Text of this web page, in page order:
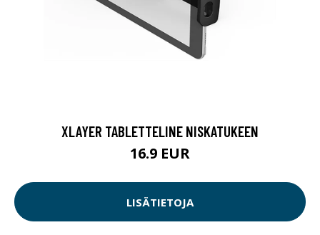
XLAYER TABLETTELINE NISKATUKEEN
16.9 EUR
LISÄTIETOJA